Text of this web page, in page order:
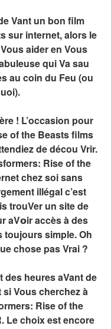
Vant un bon film
sur internet, alors le
aider en Vous
qui Va sau
au coin du Feu (ou
! L’occasion pour
of the Beasts films
de décou Vrir.
Rise of the
chez soi sans
illégal c’est
trouVer un site de
aV𝗼ir accès à des
toujours simple. Oh
chose pas Vrai ?
des heures aVant de
Vous cherchez à
Rise of the
Le choix est encore